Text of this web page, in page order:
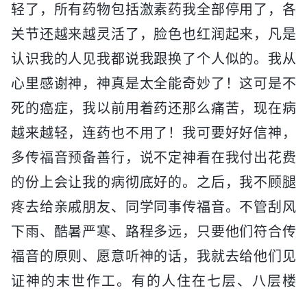
轻了，所有药物包括激素药我全部停用了，各
关节还越来越灵活了，脸色也红润起来，凡是
认识我的人见我都说我跟换了个人似的。我从
心里感谢神，神真是太全能奇妙了！这可是不
死的癌症，我以前用着药还那么痛苦，现在病
越来越轻，连药也不用了！我可要好好信神，
多传福音预备善行，说不定神看在我付出花费
的份上会让我的病彻底好的。之后，我不顾腿
疼去给亲戚朋友、同学同事传福音。不管刮风
下雨、酷暑严寒、路程多远，只要他们符合传
福音的原则、愿意听神的话，我就去给他们见
证神的末世作工。有的人住在七层、八层楼